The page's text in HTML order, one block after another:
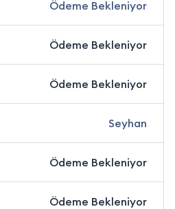
Ödeme Bekleniyor
Ödeme Bekleniyor
Ödeme Bekleniyor
Seyhan
Ödeme Bekleniyor
Ödeme Bekleniyor